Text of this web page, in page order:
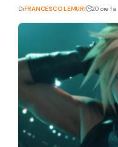
DiFRANCESCO LEMURI 20 ore fa